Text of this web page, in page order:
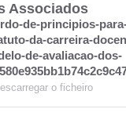
Associados
de-principios-
da-carreira-
de-avaliacao-dos-
o ficheiro